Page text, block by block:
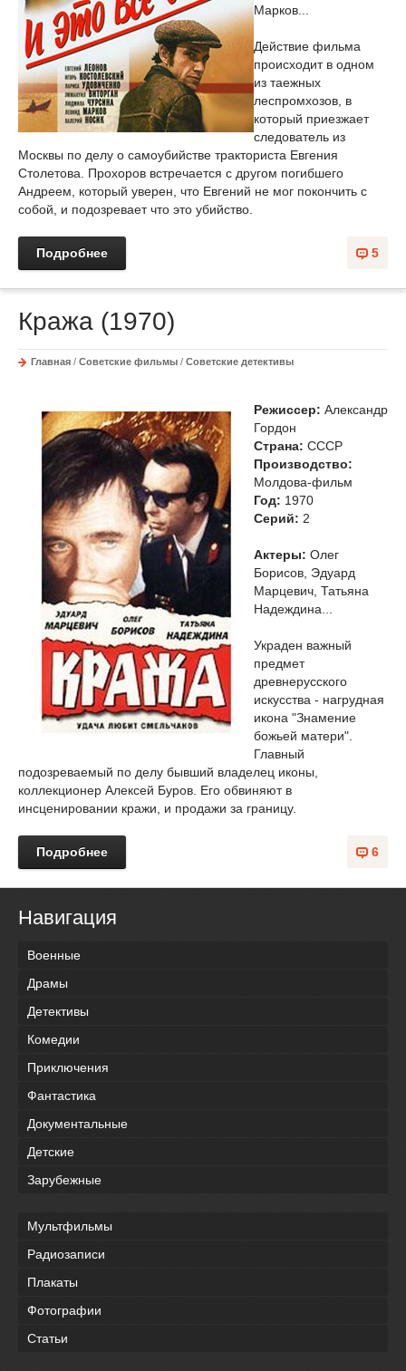
Марков...
Действие фильма
происходит в одном
из таежных
леспромхозов, в
который приезжает
следователь из
Москвы по делу о самоубийстве тракториста Евгения
Столетова. Прохоров встречается с другом погибшего
Андреем, который уверен, что Евгений не мог покончить с
собой, и подозревает что это убийство.
5
Подробнее
Кража (1970)
Главная / Советские фильмы / Советские детективы
Режиссер: Александр
Гордон
Страна: СССР
Производство:
Молдова-фильм
Год: 1970
Cерий: 2
Актеры: Олег
Борисов, Эдуард
Марцевич, Татьяна
Надеждина...
Украден важный
предмет
древнерусского
искусства - нагрудная
икона "Знамение
божьей матери".
Главный
подозреваемый по делу бывший владелец иконы,
коллекционер Алексей Буров. Его обвиняют в
инсценировании кражи, и продажи за границу.
6
Подробнее
Навигация
Военные
Драмы
Детективы
Комедии
Приключения
Фантастика
Документальные
Детские
Зарубежные
Мультфильмы
Радиозаписи
Плакаты
Фотографии
Статьи